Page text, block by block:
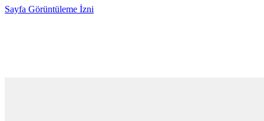
Sayfa Görüntüleme İzni